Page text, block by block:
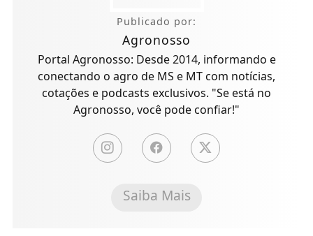
Publicado por:
Agronosso
Portal Agronosso: Desde 2014, informando e
conectando o agro de MS e MT com notícias,
cotações e podcasts exclusivos. "Se está no
Agronosso, você pode confiar!"
Saiba Mais